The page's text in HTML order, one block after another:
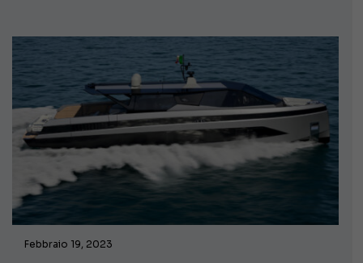
Febbraio 19, 2023